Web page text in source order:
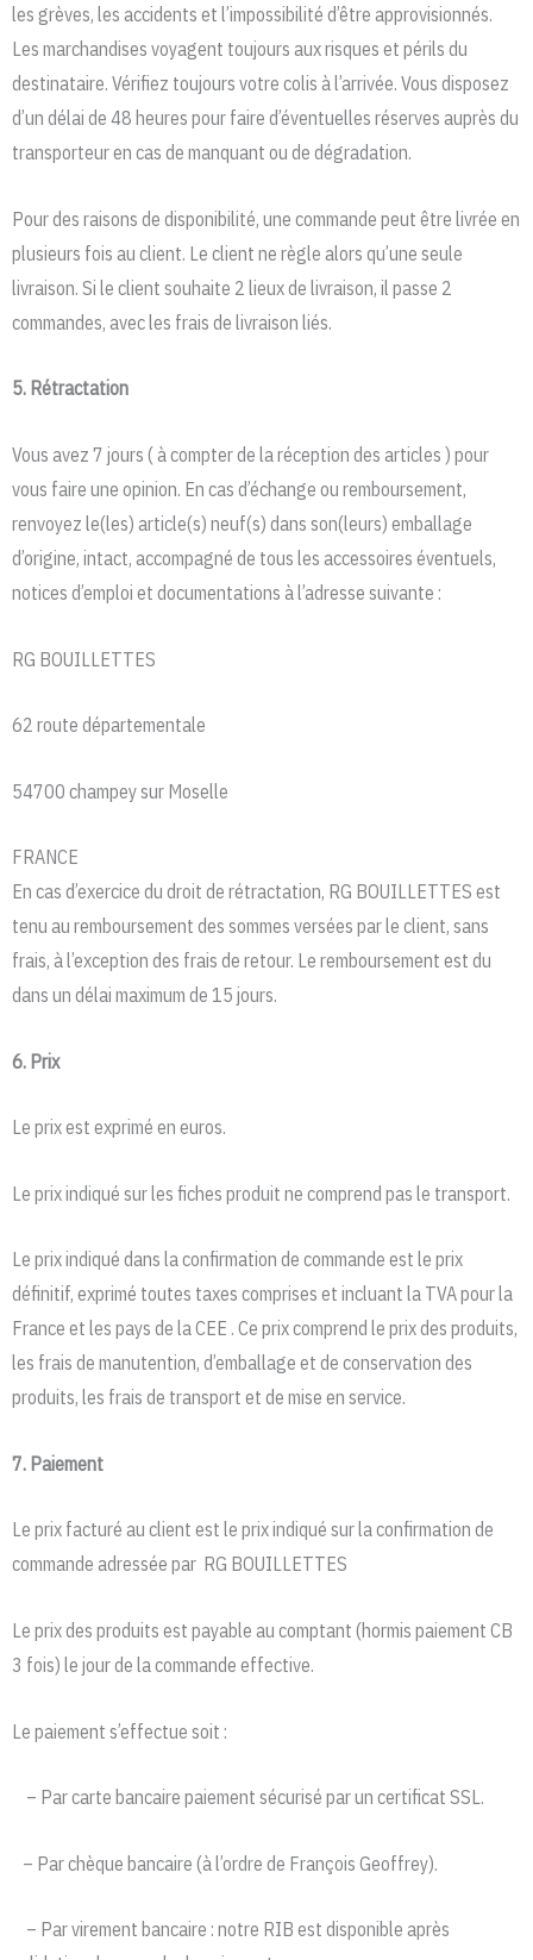
les grèves, les accidents et l’impossibilité d’être approvisionnés.
Les marchandises voyagent toujours aux risques et périls du
destinataire. Vérifiez toujours votre colis à l’arrivée. Vous disposez
d’un délai de 48 heures pour faire d’éventuelles réserves auprès du
transporteur en cas de manquant ou de dégradation.
Pour des raisons de disponibilité, une commande peut être livrée en
plusieurs fois au client. Le client ne règle alors qu’une seule
livraison. Si le client souhaite 2 lieux de livraison, il passe 2
commandes, avec les frais de livraison liés.
5. Rétractation
Vous avez 7 jours ( à compter de la réception des articles ) pour
vous faire une opinion. En cas d’échange ou remboursement,
renvoyez le(les) article(s) neuf(s) dans son(leurs) emballage
d’origine, intact, accompagné de tous les accessoires éventuels,
notices d’emploi et documentations à l’adresse suivante :
RG BOUILLETTES
62 route départementale
54700 champey sur Moselle
FRANCE
En cas d’exercice du droit de rétractation, RG BOUILLETTES est
tenu au remboursement des sommes versées par le client, sans
frais, à l’exception des frais de retour. Le remboursement est du
dans un délai maximum de 15 jours.
6. Prix
Le prix est exprimé en euros.
Le prix indiqué sur les fiches produit ne comprend pas le transport.
Le prix indiqué dans la confirmation de commande est le prix
définitif, exprimé toutes taxes comprises et incluant la TVA pour la
France et les pays de la CEE . Ce prix comprend le prix des produits,
les frais de manutention, d’emballage et de conservation des
produits, les frais de transport et de mise en service.
7. Paiement
Le prix facturé au client est le prix indiqué sur la confirmation de
commande adressée par RG BOUILLETTES
Le prix des produits est payable au comptant (hormis paiement CB
3 fois) le jour de la commande effective.
Le paiement s’effectue soit :
– Par carte bancaire paiement sécurisé par un certificat SSL.
– Par chèque bancaire (à l’ordre de François Geoffrey).
– Par virement bancaire : notre RIB est disponible après